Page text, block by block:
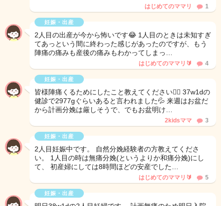
はじめてのママリ 1
妊娠・出産
2人目の出産が今から怖いです😂 1人目のときは未知すぎ
てあっという間に終わった感じがあったのですが、もう
陣痛の痛みも産後の痛みもわかってしまっ…
はじめてのママリ🔰 4
妊娠・出産
皆様陣痛くるためにしたこと教えてください🙇‍♀️ 37w1dの
健診で2977gぐらいあると言われました💦 来週はお盆だ
から計画分娩は厳しそうで、でもお盆明け…
2kidsママ 3
妊娠・出産
2人目妊娠中です。 自然分娩経験者の方教えてくださ
い。 1人目の時は無痛分娩(というよりか和痛分娩)にし
て、 初産婦にしては8時間ほどの安産でした…
はじめてのママリ🔰 5
妊娠・出産